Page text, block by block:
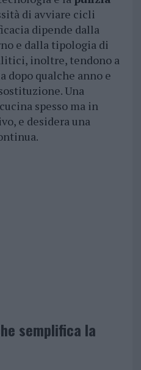
di avviare cicli
dipende dalla
e dalla tipologia di
inoltre, tendono a
dopo qualche anno e
Una
spesso ma in
e desidera una
semplifica la